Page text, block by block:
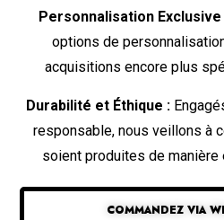
Personnalisation Exclusive
options de
acquisitions encore plus
Durabilité et Éthique :
responsable, nous veillons à
soient produites de manière
COMMANDEZ VIA